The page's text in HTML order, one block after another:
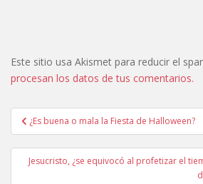
Este sitio usa Akismet para reducir el
procesan los datos de tus comentarios.
Navegación
de
entradas
¿Es buena o mala la Fiesta de Halloween?
Jesucristo, ¿se equivocó al profetizar el